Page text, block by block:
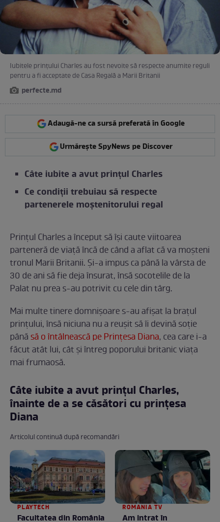
Iubitele prințului Charles au fost nevoite să respecte anumite reguli
pentru a fi acceptate de Casa Regală a Marii Britanii
perfecte.md
Adaugă-ne ca sursă preferată în Google
Urmărește SpyNews pe Discover
Câte iubite a avut prințul Charles
Ce condiții trebuiau să respecte
partenerele moștenitorului regal
Prințul Charles a început să își caute viitoarea
parteneră de viață încă de când a aflat că va moșteni
tronul Marii Britanii. Și-a impus ca până la vârsta de
30 de ani să fie deja însurat, însă socotelile de la
Palat nu prea s-au potrivit cu cele din târg.
Mai multe tinere domnișoare s-au afișat la brațul
prințului, însă niciuna nu a reușit să îi devină soție
până să o întâlnească pe Prințesa Diana, cea care i-a
făcut atât lui, cât și întreg poporului britanic viața
mai frumaosă.
Câte iubite a avut prințul Charles,
înainte de a se căsători cu prințesa
Diana
Articolul continuă după recomandări
PLAYTECH
Facultatea din România
ROMANIA TV
Am intrat în